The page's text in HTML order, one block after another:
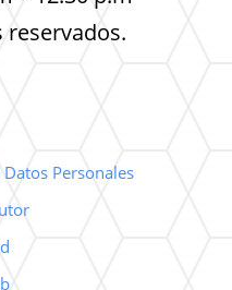
reservados.
Personales